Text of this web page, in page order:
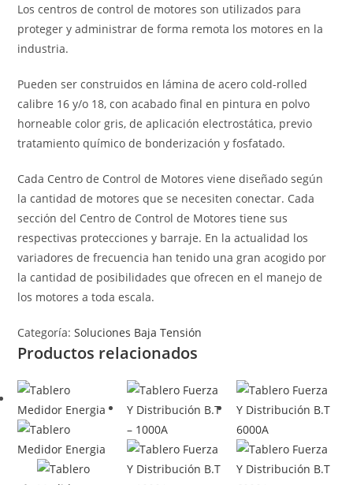
Los centros de control de motores son utilizados para
proteger y administrar de forma remota los motores en la
industria.
Pueden ser construidos en lámina de acero cold-rolled
calibre 16 y/o 18, con acabado final en pintura en polvo
horneable color gris, de aplicación electrostática, previo
tratamiento químico de bonderización y fosfatado.
Cada Centro de Control de Motores viene diseñado según
la cantidad de motores que se necesiten conectar. Cada
sección del Centro de Control de Motores tiene sus
respectivas protecciones y barraje. En la actualidad los
variadores de frecuencia han tenido una gran acogido por
la cantidad de posibilidades que ofrecen en el manejo de
los motores a toda escala.
Categoría:Soluciones Baja Tensión
Productos relacionados